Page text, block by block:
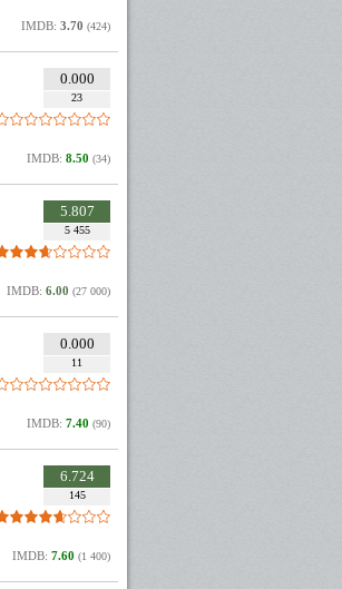
IMDB: 3.70 (424)
0.000
23
IMDB: 8.50 (34)
5.807
5 455
IMDB: 6.00 (27 000)
0.000
11
IMDB: 7.40 (90)
6.724
145
IMDB: 7.60 (1 400)